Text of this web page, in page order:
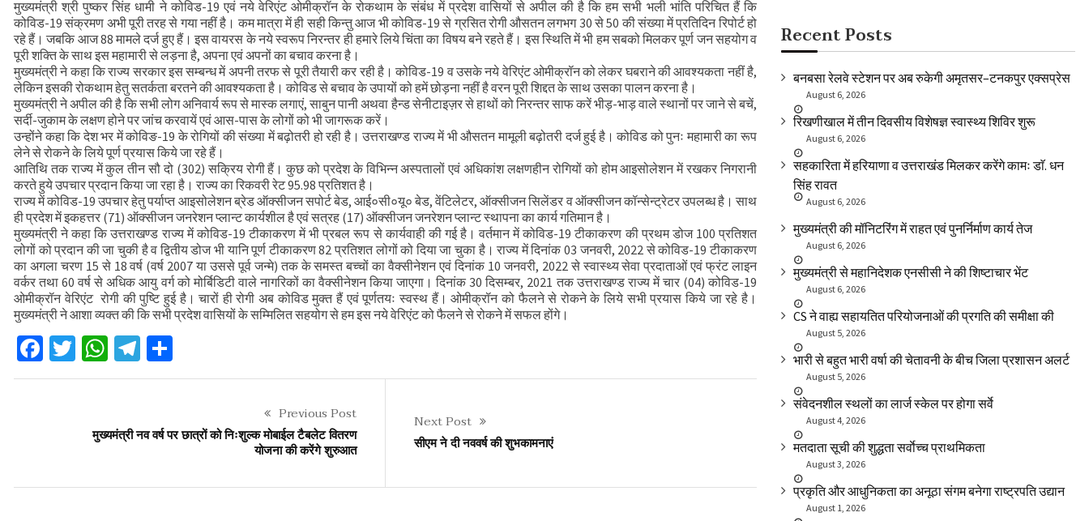
मुख्यमंत्री से महानिदेशक एनसीसी ने की शिष्टाचार भेंट
CS ने वाह्य सहायतित परियोजनाओं की प्रगति की समीक्षा की
मुख्यमंत्री श्री पुष्कर सिंह धामी ने कोविड-19 एवं नये वेरिएंट ओमीक्रॉन के रोकथाम के संबंध में प्रदेश वासियों से अपील की है कि हम सभी भली भांति परिचित हैं कि
कोविड-19 संक्रमण अभी पूरी तरह से गया नहीं है। कम मात्रा में ही सही किन्तु आज भी कोविड-19 से ग्रसित रोगी औसतन लगभग 30 से 50 की संख्या में प्रतिदिन रिपोर्ट हो
रहे हैं। जबकि आज 88 मामले दर्ज हुए हैं। इस वायरस के नये स्वरूप निरन्तर ही हमारे लिये चिंता का विषय बने रहते हैं। इस स्थिति में भी हम सबको मिलकर पूर्ण जन सहयोग व
पूरी शक्ति के साथ इस महामारी से लड़ना है, अपना एवं अपनों का बचाव करना है।
मुख्यमंत्री ने कहा कि राज्य सरकार इस सम्बन्ध में अपनी तरफ से पूरी तैयारी कर रही है। कोविड-19 व उसके नये वेरिएंट ओमीक्रॉन को लेकर घबराने की आवश्यकता नहीं है,
लेकिन इसकी रोकथाम हेतु सतर्कता बरतने की आवश्यकता है। कोविड से बचाव के उपायों को हमें छोड़ना नहीं है वरन पूरी शिद्दत के साथ उसका पालन करना है।
मुख्यमंत्री ने अपील की है कि सभी लोग अनिवार्य रूप से मास्क लगाएं, साबुन पानी अथवा हैन्ड सेनीटाइज़र से हाथों को निरन्तर साफ करें भीड़-भाड़ वाले स्थानों पर जाने से बचें,
सर्दी-जुकाम के लक्षण होने पर जांच करवायें एवं आस-पास के लोगों को भी जागरूक करें।
उन्होंने कहा कि देश भर में कोविङ-19 के रोगियों की संख्या में बढ़ोतरी हो रही है। उत्तराखण्ड राज्य में भी औसतन मामूली बढ़ोतरी दर्ज हुई है। कोविड को पुनः महामारी का रूप
लेने से रोकने के लिये पूर्ण प्रयास किये जा रहे हैं।
आतिथि तक राज्य में कुल तीन सौ दो (302) सक्रिय रोगी हैं। कुछ को प्रदेश के विभिन्न अस्पतालों एवं अधिकांश लक्षणहीन रोगियों को होम आइसोलेशन में रखकर निगरानी
करते हुये उपचार प्रदान किया जा रहा है। राज्य का रिकवरी रेट 95.98 प्रतिशत है।
राज्य में कोविड-19 उपचार हेतु पर्याप्त आइसोलेशन ब्रेड ऑक्सीजन सपोर्ट बेड, आई०सी०यू० बेड, वेंटिलेटर, ऑक्सीजन सिलेंडर व ऑक्सीजन कॉन्सेन्ट्रेटर उपलब्ध है। साथ
ही प्रदेश में इकहत्तर (71) ऑक्सीजन जनरेशन प्लान्ट कार्यशील है एवं सत्रह (17) ऑक्सीजन जनरेशन प्लान्ट स्थापना का कार्य गतिमान है।
मुख्यमंत्री ने कहा कि उत्तराखण्ड राज्य में कोविड-19 टीकाकरण में भी प्रबल रूप से कार्यवाही की गई है। वर्तमान में कोविड-19 टीकाकरण की प्रथम डोज 100 प्रतिशत
लोगों को प्रदान की जा चुकी है व द्वितीय डोज भी यानि पूर्ण टीकाकरण 82 प्रतिशत लोगों को दिया जा चुका है। राज्य में दिनांक 03 जनवरी, 2022 से कोविड-19 टीकाकरण
का अगला चरण 15 से 18 वर्ष (वर्ष 2007 या उससे पूर्व जन्मे) तक के समस्त बच्चों का वैक्सीनेशन एवं दिनांक 10 जनवरी, 2022 से स्वास्थ्य सेवा प्रदाताओं एवं फ्रंट लाइन
वर्कर तथा 60 वर्ष से अधिक आयु वर्ग को मोर्बिडिटी वाले नागरिकों का वैक्सीनेशन किया जाएगा। दिनांक 30 दिसम्बर, 2021 तक उत्तराखण्ड राज्य में चार (04) कोविड-19
ओमीक्रॉन वेरिएंट रोगी की पुष्टि हुई है। चारों ही रोगी अब कोविड मुक्त हैं एवं पूर्णतयः स्वस्थ हैं। ओमीक्रॉन को फैलने से रोकने के लिये सभी प्रयास किये जा रहे है।
मुख्यमंत्री ने आशा व्यक्त की कि सभी प्रदेश वासियों के सम्मिलित सहयोग से हम इस नये वेरिएंट को फैलने से रोकने में सफल होंगे।
Facebook
Twitter
WhatsApp
Telegram
Previous Post
मुख्यमंत्री नव वर्ष पर छात्रों को निःशुल्क मोबाईल टैबलेट वितरण
योजना की करेंगे शुरुआत
Next Post
सीएम ने दी नववर्ष की शुभकामनाएं
Recent Posts
बनबसा रेलवे स्टेशन पर अब रुकेगी अमृतसर–टनकपुर एक्सप्रेस
August 6, 2026
रिखणीखाल में तीन दिवसीय विशेषज्ञ स्वास्थ्य शिविर शुरू
August 6, 2026
सहकारिता में हरियाणा व उत्तराखंड मिलकर करेंगे कामः डाॅ. धन
सिंह रावत
August 6, 2026
मुख्यमंत्री की मॉनिटरिंग में राहत एवं पुनर्निर्माण कार्य तेज
August 6, 2026
मुख्यमंत्री से महानिदेशक एनसीसी ने की शिष्टाचार भेंट
August 6, 2026
CS ने वाह्य सहायतित परियोजनाओं की प्रगति की समीक्षा की
August 5, 2026
भारी से बहुत भारी वर्षा की चेतावनी के बीच जिला प्रशासन अलर्ट
August 5, 2026
संवेदनशील स्थलों का लार्ज स्केल पर होगा सर्वे
August 4, 2026
मतदाता सूची की शुद्धता सर्वाेच्च प्राथमिकता
August 3, 2026
प्रकृति और आधुनिकता का अनूठा संगम बनेगा राष्ट्रपति उद्यान
August 1, 2026